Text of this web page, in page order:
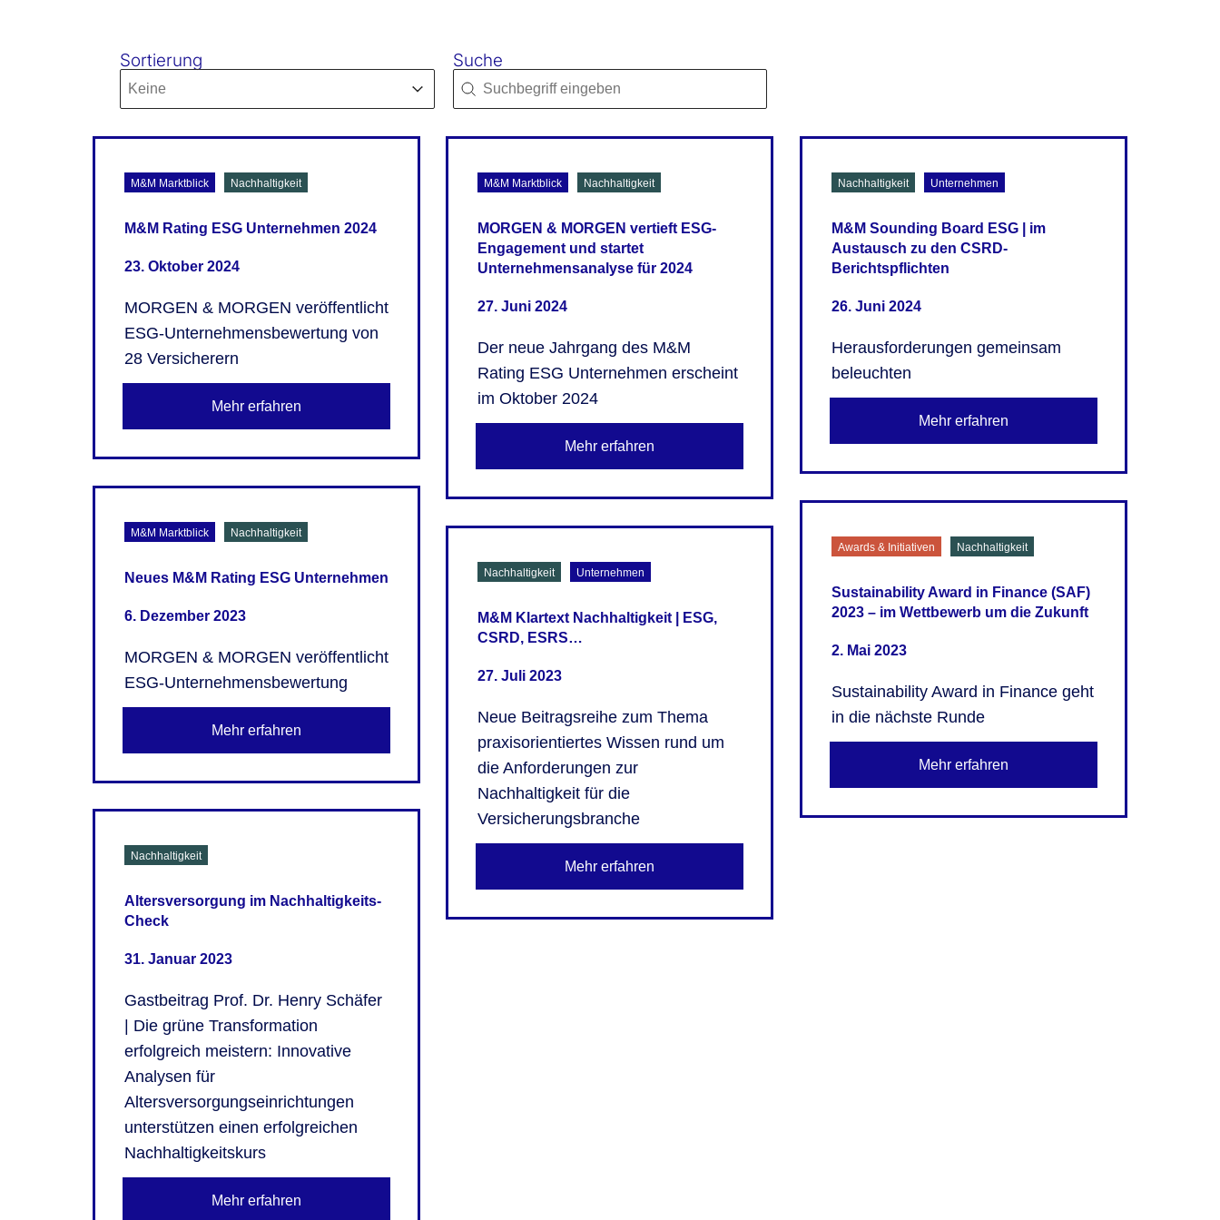
Sortierung
Sort-4
Sort content
Sort content
Suche
Search-3-2
Search content
M&M Marktblick Nachhaltigkeit
M&M Rating ESG Unternehmen 2024
23. Oktober 2024
MORGEN & MORGEN veröffentlicht
ESG-Unternehmensbewertung von
28 Versicherern
Mehr erfahren
M&M Marktblick Nachhaltigkeit
MORGEN & MORGEN vertieft ESG-
Engagement und startet
Unternehmensanalyse für 2024
27. Juni 2024
Der neue Jahrgang des M&M
Rating ESG Unternehmen erscheint
im Oktober 2024
Mehr erfahren
Nachhaltigkeit Unternehmen
M&M Sounding Board ESG | im
Austausch zu den CSRD-
Berichtspflichten
26. Juni 2024
Herausforderungen gemeinsam
beleuchten
Mehr erfahren
M&M Marktblick Nachhaltigkeit
Neues M&M Rating ESG Unternehmen
6. Dezember 2023
MORGEN & MORGEN veröffentlicht
ESG-Unternehmensbewertung
Mehr erfahren
Nachhaltigkeit Unternehmen
M&M Klartext Nachhaltigkeit | ESG,
CSRD, ESRS…
27. Juli 2023
Neue Beitragsreihe zum Thema
praxisorientiertes Wissen rund um
die Anforderungen zur
Nachhaltigkeit für die
Versicherungsbranche
Mehr erfahren
Awards & Initiativen Nachhaltigkeit
Sustainability Award in Finance (SAF)
2023 – im Wettbewerb um die Zukunft
2. Mai 2023
Sustainability Award in Finance geht
in die nächste Runde
Mehr erfahren
Nachhaltigkeit
Altersversorgung im Nachhaltigkeits-
Check
31. Januar 2023
Gastbeitrag Prof. Dr. Henry Schäfer
| Die grüne Transformation
erfolgreich meistern: Innovative
Analysen für
Altersversorgungseinrichtungen
unterstützen einen erfolgreichen
Nachhaltigkeitskurs
Mehr erfahren